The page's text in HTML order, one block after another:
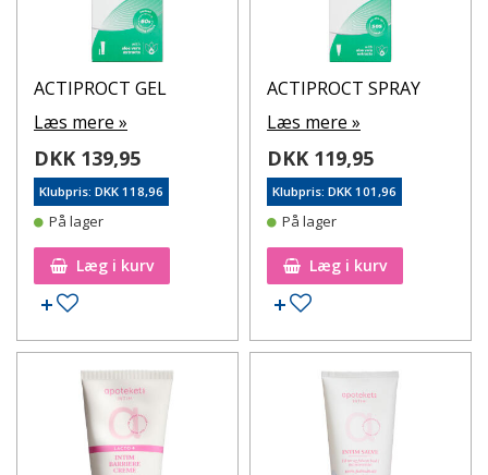
ACTIPROCT GEL
Læs mere »
DKK 139,95
Klubpris: DKK 118,96
På lager
Læg i kurv
Tilføj til ønskeseddel
ACTIPROCT SPRAY
Læs mere »
DKK 119,95
Klubpris: DKK 101,96
På lager
Læg i kurv
Tilføj til ønskeseddel